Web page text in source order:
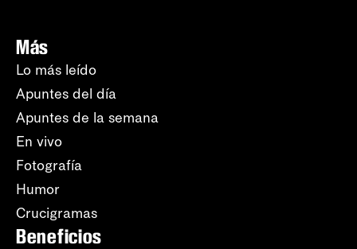
Más
Lo más leído
Apuntes del día
Apuntes de la semana
En vivo
Fotografía
Humor
Crucigramas
Beneficios